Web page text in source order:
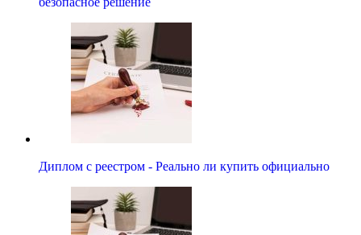
Диплом с реестром - Реально ли купить официально